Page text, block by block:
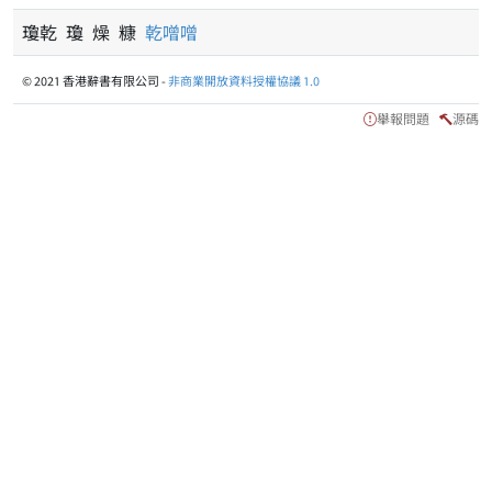
瓊乾 瓊 燥 糠 乾噌噌
© 2021 香港辭書有限公司 -非商業開放資料授權協議 1.0
舉報問題 源碼